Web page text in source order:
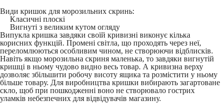
Види кришок для морозильних скринь:
Класичні плоскі
Вигнуті з великим кутом огляду
Випукла кришка завдяки своїй кривизні виконує кілька
корисних функцій. Промені світла, що проходять через неї,
переломлюються особливим чином, не створюючи відблисків.
Навіть якщо морозильна скриня маленька, то завдяки вигнутій
кришці в ньому чудово видно весь товар. А кривизна верху
дозволяє збільшити робочу висоту ящика та розмістити у ньому
більше товару. Для виробництва кришки вибирають загартоване
скло, щоб при пошкодженні воно не створювало гострих
уламків небезпечних для відвідувачів магазину.